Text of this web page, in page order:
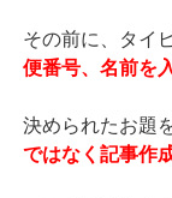
その前に、タイ
便番号、名前を
決められたお題
ではなく記事作